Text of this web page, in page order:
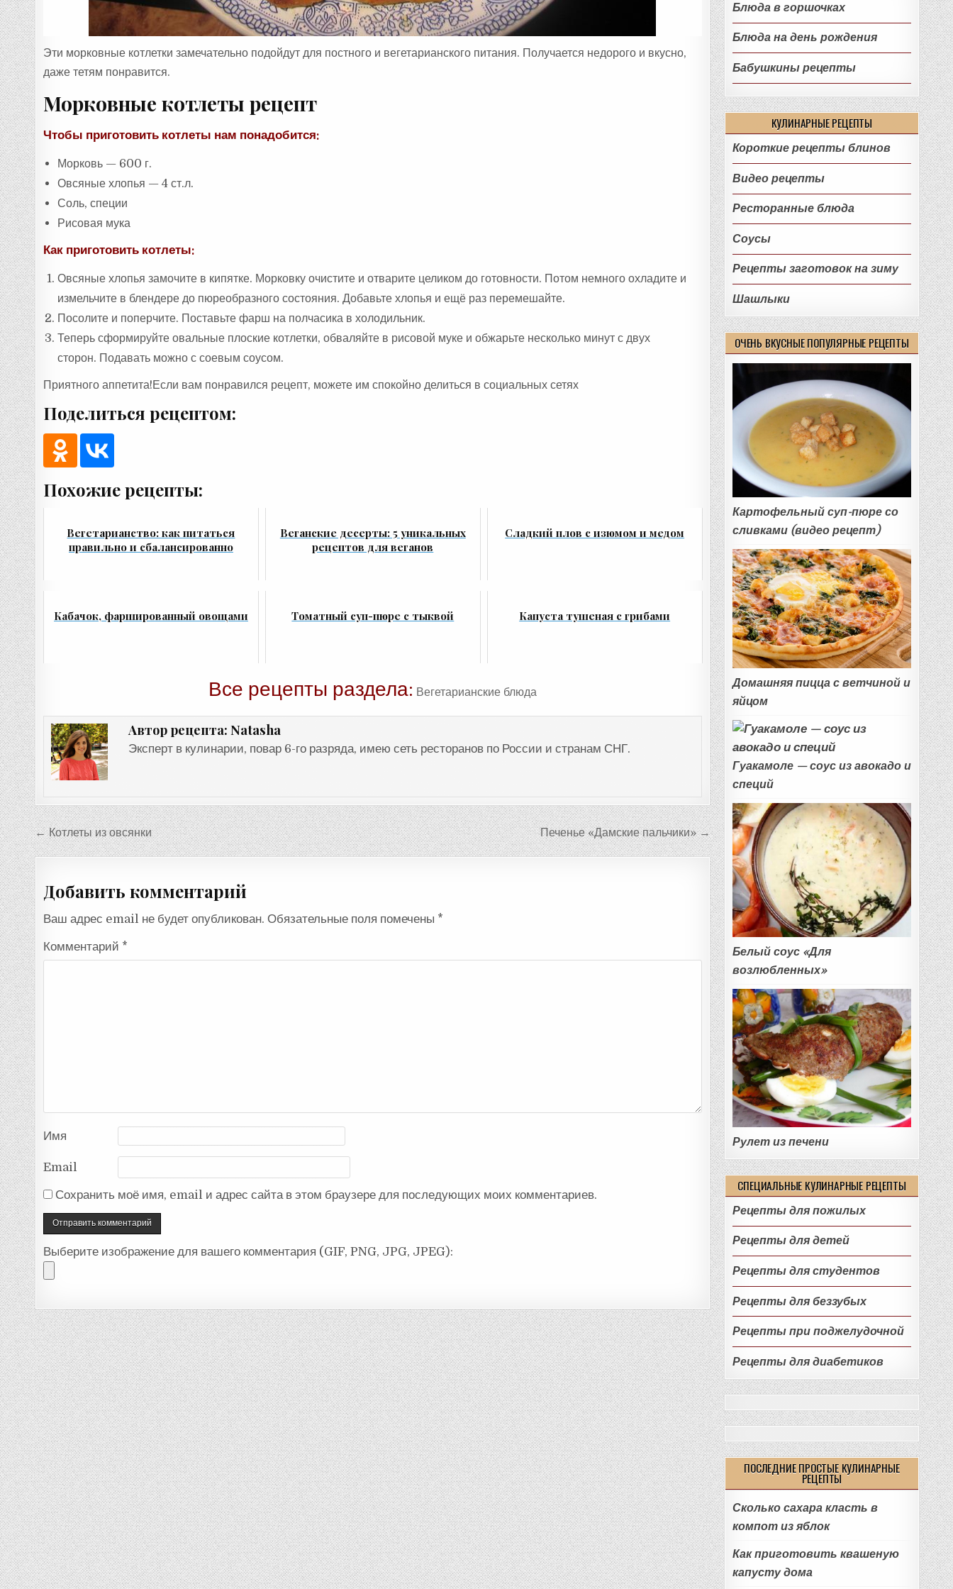
Эти морковные котлетки замечательно подойдут для постного и вегетарианского питания. Получается недорого и вкусно,
даже тетям понравится.
Морковные котлеты рецепт
Чтобы приготовить котлеты нам понадобится:
Морковь — 600 г.
Овсяные хлопья — 4 ст.л.
Соль, специи
Рисовая мука
Как приготовить котлеты:
Овсяные хлопья замочите в кипятке. Морковку очистите и отварите целиком до готовности. Потом немного охладите и
измельчите в блендере до пюреобразного состояния. Добавьте хлопья и ещё раз перемешайте.
Посолите и поперчите. Поставьте фарш на полчасика в холодильник.
Теперь сформируйте овальные плоские котлетки, обваляйте в рисовой муке и обжарьте несколько минут с двух
сторон. Подавать можно с соевым соусом.
Приятного аппетита!Если вам понравился рецепт, можете им спокойно делиться в социальных сетях
Поделиться рецептом:
Похожие рецепты:
Вегетарианство: как питаться
правильно и сбалансированно
Веганские десерты: 5 уникальных
рецептов для веганов
Cладкий плов с изюмом и медом
Кабачок, фаршированный овощами Томатный суп-пюре с тыквой Капуста тушеная с грибами
Все рецепты раздела: Вегетарианские блюда
Автор рецепта: Natasha
Эксперт в кулинарии, повар 6-го разряда, имею сеть ресторанов по России и странам СНГ.
Навигация
по
записям
← Котлеты из овсянки Печенье «Дамские пальчики» →
Добавить комментарий
Ваш адрес email не будет опубликован. Обязательные поля помечены *
Комментарий *
Имя
Email
Сохранить моё имя, email и адрес сайта в этом браузере для последующих моих комментариев.
Выберите изображение для вашего комментария (GIF, PNG, JPG, JPEG):
Блюда в горшочках
Блюда на день рождения
Бабушкины рецепты
КУЛИНАРНЫЕ РЕЦЕПТЫ
Короткие рецепты блинов
Видео рецепты
Ресторанные блюда
Соусы
Рецепты заготовок на зиму
Шашлыки
ОЧЕНЬ ВКУСНЫЕ ПОПУЛЯРНЫЕ РЕЦЕПТЫ
Картофельный суп-пюре со
сливками (видео рецепт)
Домашняя пицца с ветчиной и
яйцом
Гуакамоле — соус из авокадо и
специй
Белый соус «Для
возлюбленных»
Рулет из печени
СПЕЦИАЛЬНЫЕ КУЛИНАРНЫЕ РЕЦЕПТЫ
Рецепты для пожилых
Рецепты для детей
Рецепты для студентов
Рецепты для беззубых
Рецепты при поджелудочной
Рецепты для диабетиков
ПОСЛЕДНИЕ ПРОСТЫЕ КУЛИНАРНЫЕ
РЕЦЕПТЫ
Сколько сахара класть в
компот из яблок
Как приготовить квашеную
капусту дома